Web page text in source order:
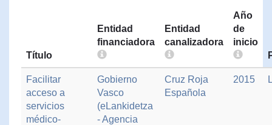
Título
Entidad
financiadora
Entidad
canalizadora
Año
de
inicio
Facilitar
acceso a
servicios
médico-
Gobierno
Vasco
(eLankidetza
- Agencia
Cruz Roja
Española
2015